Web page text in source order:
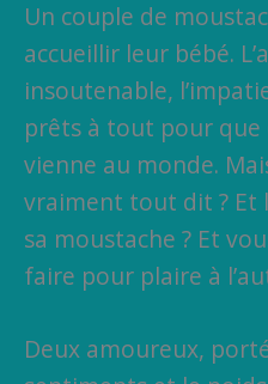
Un couple de
accueillir leur bébé.
insoutenable,
prêts à tout pour
vienne au monde.
vraiment tout dit ? Et
sa moustache ? Et
faire pour plaire à
Deux amoureux,